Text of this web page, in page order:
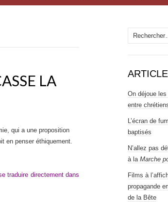
LA
qui a une proposition
en penser éthiquement.
traduire directement dans
Rechercher :
On déjoue
entre
L’écran de
baptisés
N’allez pas
à la Marche
Films à
propagande
de la Bête